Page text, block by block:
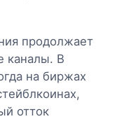
продолжает
каналы. В
на биржах
отток